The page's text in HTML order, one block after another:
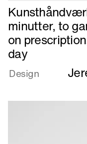
Læs
mere
om
Kunsthåndværk
på
20
to
minutter, to
on
day
Design